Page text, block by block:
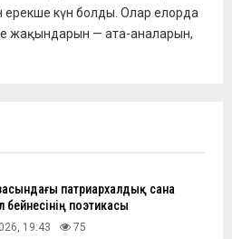
ерекше күн болды. Олар елорда
жақындарын — ата-аналарын,
патриархалдық сана
бейнесінің поэтикасы
19:43 75